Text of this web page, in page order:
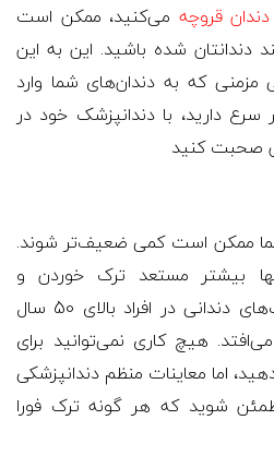
دندان قروچه می‌کنید، ممکن است
شده باشید. این به این
که به دندان‌های شما وارد
دارید، با دندانپزشک خود در
صحبت کنید
ممکن است کمی ضعیف‌تر شوند.
بیشتر مستعد ترک خوردن و
آسیب‌های دیگر باشند. ترک‌های دندانی در افراد بالای 50 سال
هیچ کاری نمی‌توانید برای
اما معاینات منظم دندانپزشکی
شوید که هر گونه ترک فورا